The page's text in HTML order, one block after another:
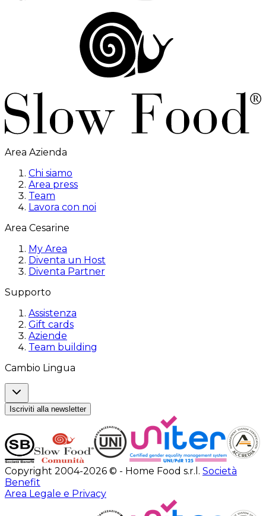
Area Azienda
Chi siamo
Area press
Team
Lavora con noi
Area Cesarine
My Area
Diventa un Host
Diventa Partner
Supporto
Assistenza
Gift cards
Aziende
Team building
Cambio Lingua
Iscriviti alla newsletter
Copyright 2004-2026 © - Home Food s.r.l. Società
Benefit
Area Legale e Privacy